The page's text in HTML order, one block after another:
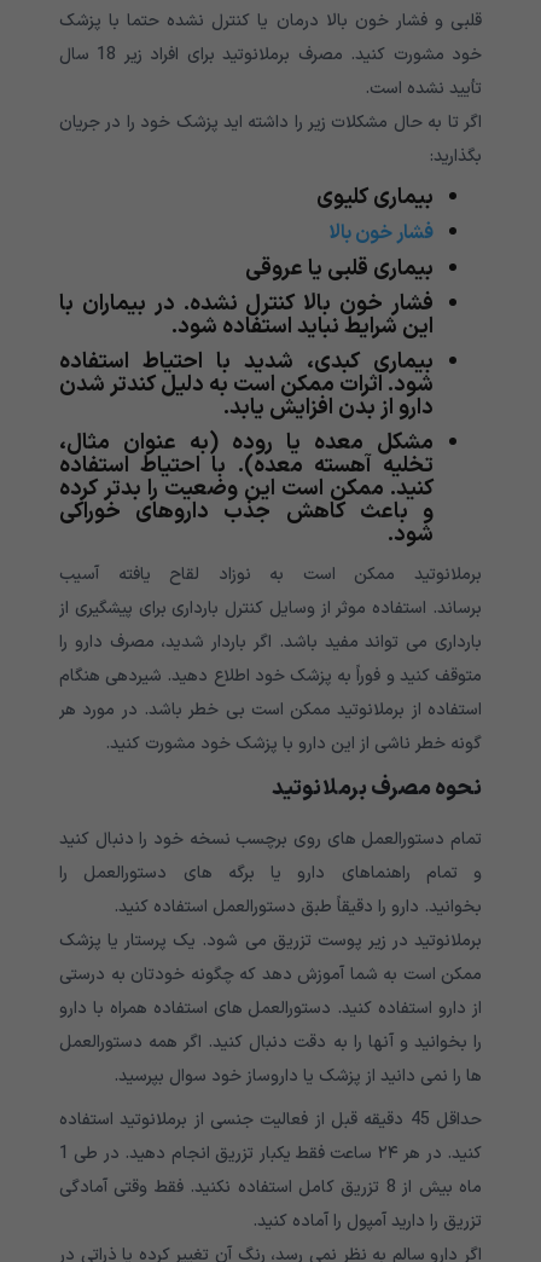
قلبی و فشار خون بالا درمان یا کنترل نشده حتما با پزشک
خود مشورت کنید. مصرف برملانوتید برای افراد زیر 18 سال
تأیید نشده است.
اگر تا به حال مشکلات زیر را داشته اید پزشک خود را در جریان
بگذارید:
بیماری کلیوی
فشار خون بالا
بیماری قلبی یا عروقی
فشار خون بالا کنترل نشده. در بیماران با
این شرایط نباید استفاده شود.
بیماری کبدی، شدید با احتیاط استفاده
شود. اثرات ممکن است به دلیل کندتر شدن
دارو از بدن افزایش یابد.
مشکل معده یا روده (به عنوان مثال،
تخلیه آهسته معده). با احتیاط استفاده
کنید. ممکن است این وضعیت را بدتر کرده
و باعث کاهش جذب داروهای خوراکی
شود.
برملانوتید ممکن است به نوزاد لقاح یافته آسیب
برساند. استفاده موثر از وسایل کنترل بارداری برای پیشگیری از
بارداری می تواند مفید باشد. اگر باردار شدید، مصرف دارو را
متوقف کنید و فوراً به پزشک خود اطلاع دهید. شیردهی هنگام
استفاده از برملانوتید ممکن است بی خطر باشد. در مورد هر
گونه خطر ناشی از این دارو با پزشک خود مشورت کنید.
نحوه مصرف برملانوتید
تمام دستورالعمل های روی برچسب نسخه خود را دنبال کنید
و تمام راهنماهای دارو یا برگه های دستورالعمل را
بخوانید. دارو را دقیقاً طبق دستورالعمل استفاده کنید.
برملانوتید در زیر پوست تزریق می شود. یک پرستار یا پزشک
ممکن است به شما آموزش دهد که چگونه خودتان به درستی
از دارو استفاده کنید. دستورالعمل های استفاده همراه با دارو
را بخوانید و آنها را به دقت دنبال کنید. اگر همه دستورالعمل
ها را نمی دانید از پزشک یا داروساز خود سوال بپرسید.
حداقل 45 دقیقه قبل از فعالیت جنسی از برملانوتید استفاده
کنید. در هر ۲۴ ساعت فقط یکبار تزریق انجام دهید. در طی 1
ماه بیش از 8 تزریق کامل استفاده نکنید. فقط وقتی آمادگی
تزریق را دارید آمپول را آماده کنید.
اگر دارو سالم به نظر نمی رسد، رنگ آن تغییر کرده یا ذراتی در